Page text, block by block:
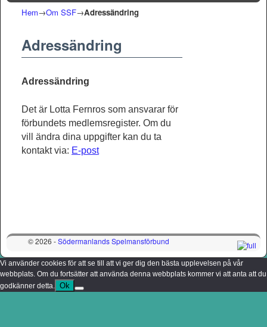
Hem→Om SSF→Adressändring
Adressändring
Adressändring
Det är Lotta Fernros som ansvarar för
förbundets medlemsregister. Om du
vill ändra dina uppgifter kan du ta
kontakt via: E-post
© 2026 -Södermanlands Spelmansförbund
Vi använder cookies för att se till att vi ger dig den bästa upplevelsen på vår
webbplats. Om du fortsätter att använda denna webbplats kommer vi att anta att du
godkänner detta.
Ok